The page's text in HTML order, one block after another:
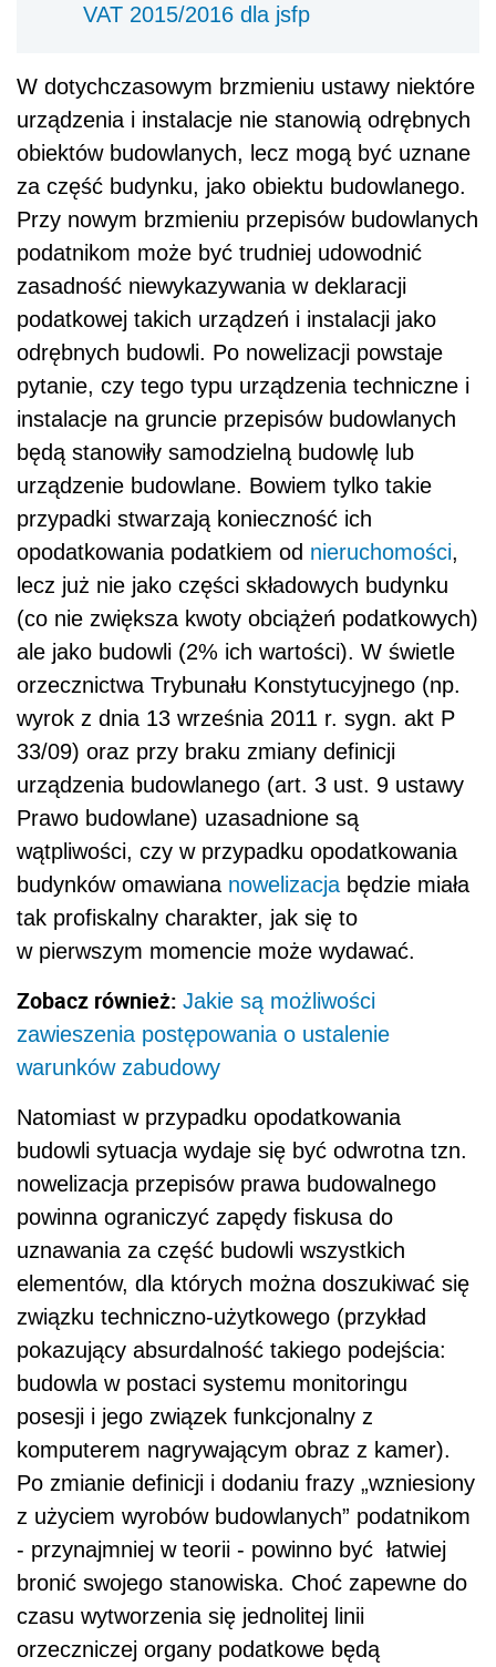
VAT 2015/2016 dla jsfp
W dotychczasowym brzmieniu ustawy niektóre
urządzenia i instalacje nie stanowią odrębnych
obiektów budowlanych, lecz mogą być uznane
za część budynku, jako obiektu budowlanego.
Przy nowym brzmieniu przepisów budowlanych
podatnikom może być trudniej udowodnić
zasadność niewykazywania w deklaracji
podatkowej takich urządzeń i instalacji jako
odrębnych budowli. Po nowelizacji powstaje
pytanie, czy tego typu urządzenia techniczne i
instalacje na gruncie przepisów budowlanych
będą stanowiły samodzielną budowlę lub
urządzenie budowlane. Bowiem tylko takie
przypadki stwarzają konieczność ich
opodatkowania podatkiem od nieruchomości,
lecz już nie jako części składowych budynku
(co nie zwiększa kwoty obciążeń podatkowych)
ale jako budowli (2% ich wartości). W świetle
orzecznictwa Trybunału Konstytucyjnego (np.
wyrok z dnia 13 września 2011 r. sygn. akt P
33/09) oraz przy braku zmiany definicji
urządzenia budowlanego (art. 3 ust. 9 ustawy
Prawo budowlane) uzasadnione są
wątpliwości, czy w przypadku opodatkowania
budynków omawiana nowelizacja będzie miała
tak profiskalny charakter, jak się to
w pierwszym momencie może wydawać.
Zobacz również: Jakie są możliwości
zawieszenia postępowania o ustalenie
warunków zabudowy
Natomiast w przypadku opodatkowania
budowli sytuacja wydaje się być odwrotna tzn.
nowelizacja przepisów prawa budowalnego
powinna ograniczyć zapędy fiskusa do
uznawania za część budowli wszystkich
elementów, dla których można doszukiwać się
związku techniczno-użytkowego (przykład
pokazujący absurdalność takiego podejścia:
budowla w postaci systemu monitoringu
posesji i jego związek funkcjonalny z
komputerem nagrywającym obraz z kamer).
Po zmianie definicji i dodaniu frazy „wzniesiony
z użyciem wyrobów budowlanych” podatnikom
- przynajmniej w teorii - powinno być łatwiej
bronić swojego stanowiska. Choć zapewne do
czasu wytworzenia się jednolitej linii
orzeczniczej organy podatkowe będą